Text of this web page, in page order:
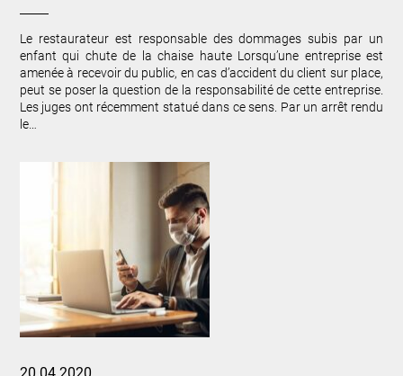
Le restaurateur est responsable des dommages subis par un
enfant qui chute de la chaise haute Lorsqu’une entreprise est
amenée à recevoir du public, en cas d’accident du client sur place,
peut se poser la question de la responsabilité de cette entreprise.
Les juges ont récemment statué dans ce sens. Par un arrêt rendu
le…